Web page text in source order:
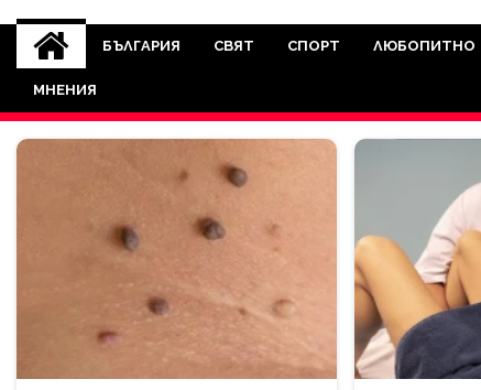
novinite-
Novinite-dnesbg.eu е медия, която
Света. Новините, които се
между медията и
БЪЛГАРИЯ СВЯТ СПОРТ ЛЮБОПИТНО
МНЕНИЯ